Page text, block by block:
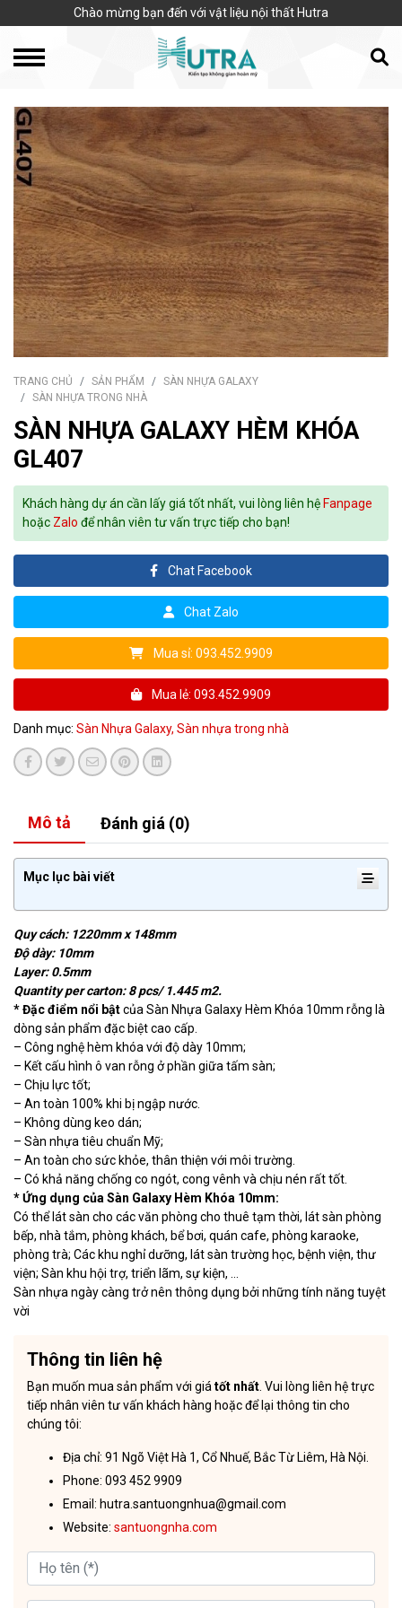
Chào mừng bạn đến với vật liệu nội thất Hutra
TRANG CHỦ SẢN PHẨM
SÀN NHỰA GALAXY
SÀN NHỰA TRONG NHÀ
SÀN NHỰA GALAXY HÈM KHÓA
GL407
Khách hàng dự án cần lấy giá tốt nhất, vui lòng liên hệ Fanpage
hoặc Zalo để nhân viên tư vấn trực tiếp cho bạn!
Chat Facebook
Chat Zalo
Mua sỉ: 093.452.9909
Mua lẻ: 093.452.9909
Danh mục: Sàn Nhựa Galaxy, Sàn nhựa trong nhà
Mô tả Đánh giá (0)
Mục lục bài viết
Quy cách: 1220mm x 148mm
Độ dày: 10mm
Layer: 0.5mm
Quantity per carton: 8 pcs/ 1.445 m2.
* Đặc điểm nổi bậtcủa Sàn Nhựa Galaxy Hèm Khóa 10mm rỗng là
dòng sản phẩm đặc biệt cao cấp.
– Công nghệ hèm khóa với độ dày 10mm;
– Kết cấu hình ô van rỗng ở phần giữa tấm sàn;
– Chịu lực tốt;
– An toàn 100% khi bị ngập nước.
– Không dùng keo dán;
– Sàn nhựa tiêu chuẩn Mỹ;
– An toàn cho sức khỏe, thân thiện với môi trường.
– Có khả năng chống co ngót, cong vênh và chịu nén rất tốt.
* Ứng dụng của Sàn Galaxy Hèm Khóa 10mm:
Có thể lát sàn cho các văn phòng cho thuê tạm thời, lát sàn phòng
bếp, nhà tắm, phòng khách, bể bơi, quán cafe, phòng karaoke,
phòng trà; Các khu nghỉ dưỡng, lát sàn trường học, bệnh viện, thư
viện; Sàn khu hội trợ, triển lãm, sự kiện, …
Sàn nhựa ngày càng trở nên thông dụng bởi những tính năng tuyệt
vời
Thông tin liên hệ
Bạn muốn mua sản phẩm với giá tốt nhất . Vui lòng liên hệ trực
tiếp nhân viên tư vấn khách hàng hoặc để lại thông tin cho
chúng tôi:
Địa chỉ: 91 Ngõ Việt Hà 1, Cổ Nhuế, Bắc Từ Liêm, Hà Nội.
Phone: 093 452 9909
Email: hutra.santuongnhua@gmail.com
Website: santuongnha.com